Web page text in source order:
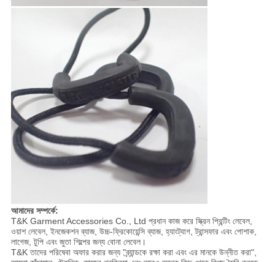
আমাদের সম্পর্কে:
T&K Garment Accessories Co., Ltd প্রধান কাজ করে স্ক্রিন প্রিন্টিং লেবেল,
ওয়াশ লেবেল, ইনজেকশন ব্যাজ, উচ্চ-ফ্রিকোয়েন্সি ব্যাজ, হ্যাংট্যাগ, ট্রান্সফার এবং পোশাক,
লাগেজ, টুপি এবং জুতা শিল্পের জন্য বোনা লেবেল।
T&K তাদের পরিষেবা অফার করার জন্য "ব্র্যান্ডকে রক্ষা করা এবং এর মানকে উন্নীত করা",